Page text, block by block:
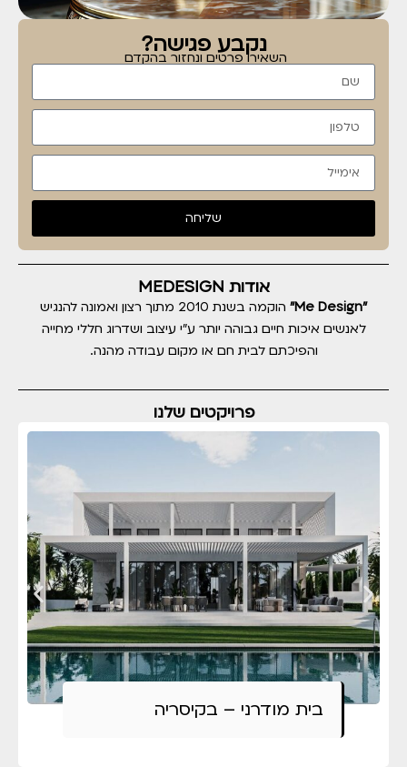
נקבע פגישה?
השאירו פרטים ונחזור בהקדם
שליחה
אודות MEDESIGN
"Me Design"
הוקמה בשנת 2010 מתוך רצון ואמונה להנגיש
לאנשים איכות חיים גבוהה יותר ע"י עיצוב ושדרוג חללי מחייה
והפיכתם לבית חם או מקום עבודה מהנה.
פרויקטים שלנו
בית מודרני – בקיסריה